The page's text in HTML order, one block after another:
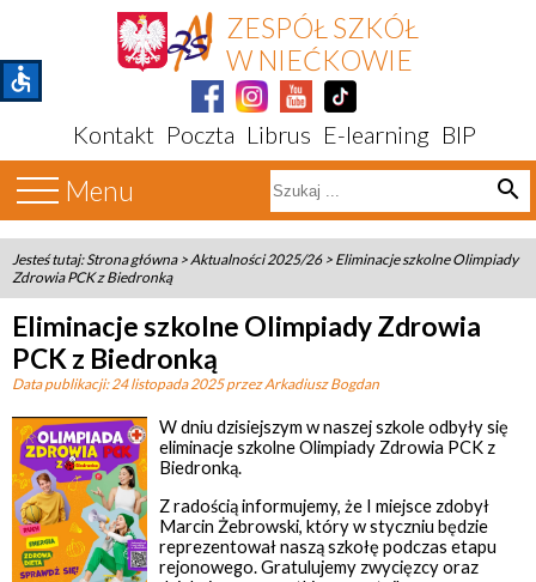
ZESPÓŁ SZKÓŁ
W NIEĆKOWIE
Kontakt Poczta Librus E-learning BIP
Menu search
Jesteś tutaj:Strona główna>Aktualności 2025/26> Eliminacje szkolne Olimpiady
Zdrowia PCK z Biedronką
Eliminacje szkolne Olimpiady Zdrowia
PCK z Biedronką
Data publikacji:24 listopada 2025przez Arkadiusz Bogdan
W dniu dzisiejszym w naszej szkole odbyły się
eliminacje szkolne Olimpiady Zdrowia PCK z
Biedronką.
Z radością informujemy, że I miejsce zdobył
Marcin Żebrowski, który w styczniu będzie
reprezentował naszą szkołę podczas etapu
rejonowego. Gratulujemy zwycięzcy oraz
accessible